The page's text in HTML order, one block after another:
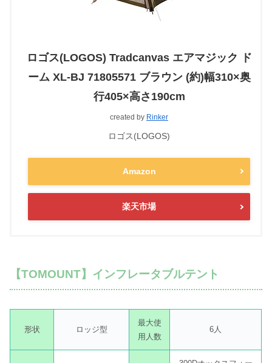
ロゴス(LOGOS) Tradcanvas エアマジック ド
ーム XL-BJ 71805571 ブラウン (約)幅310×奥
行405×高さ190cm
created by Rinker
ロゴス(LOGOS)
Amazon
楽天市場
【TOMOUNT】インフレータブルテント
形状 ロッジ型
最大使
用人数
6人